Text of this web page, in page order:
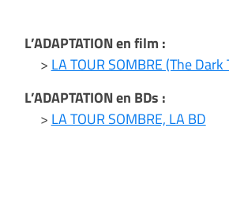
L’ADAPTATION en film :
> LA TOUR SOMBRE (The
L’ADAPTATION en BDs :
> LA TOUR SOMBRE, LA BD